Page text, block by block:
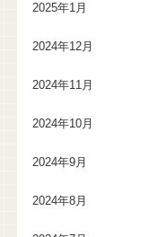
2025年1月
2024年12月
2024年11月
2024年10月
2024年9月
2024年8月